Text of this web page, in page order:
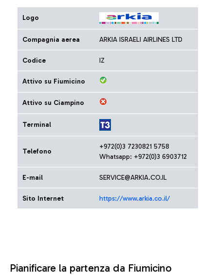
Logo
Compagnia aerea ARKIA ISRAELI AIRLINES LTD
Codice IZ
Attivo su Fiumicino
Attivo su Ciampino
Terminal
Telefono
+972(0)3 7230821 5758
Whatsapp: +972(0)3 6903712
E-mail SERVICE@ARKIA.CO.IL
Sito Internet https://www.arkia.co.il/
Pianificare la partenza da Fiumicino